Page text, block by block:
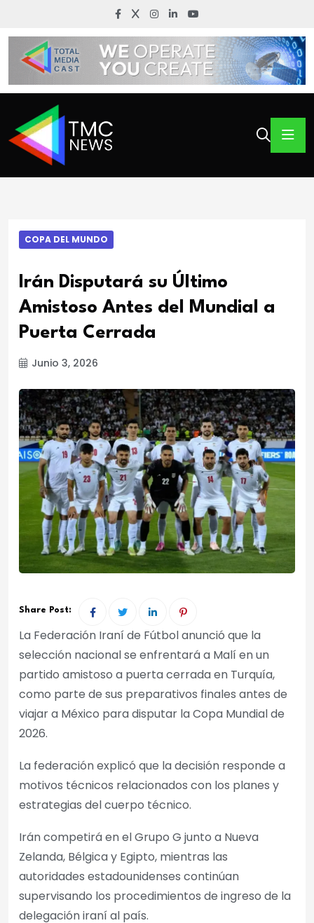
COPA DEL MUNDO
Irán Disputará su Último
Amistoso Antes del Mundial a
Puerta Cerrada
Junio 3, 2026
Share Post:
La Federación Iraní de Fútbol anunció que la
selección nacional se enfrentará a Malí en un
partido amistoso a puerta cerrada en Turquía,
como parte de sus preparativos finales antes de
viajar a México para disputar la Copa Mundial de
2026.
La federación explicó que la decisión responde a
motivos técnicos relacionados con los planes y
estrategias del cuerpo técnico.
Irán competirá en el Grupo G junto a Nueva
Zelanda, Bélgica y Egipto, mientras las
autoridades estadounidenses continúan
supervisando los procedimientos de ingreso de la
delegación iraní al país.